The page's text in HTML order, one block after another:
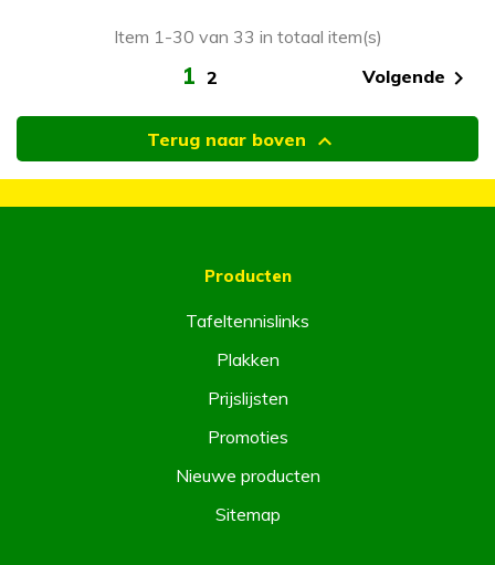
Item 1-30 van 33 in totaal item(s)
1 2 Volgende 
Terug naar boven 
Producten
Tafeltennislinks
Plakken
Prijslijsten
Promoties
Nieuwe producten
Sitemap